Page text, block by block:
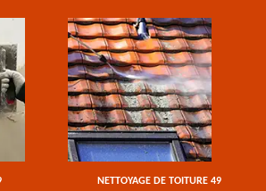
NETTOYAGE DE TOITURE 49